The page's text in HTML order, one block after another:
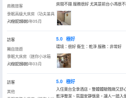
商務旅客
季眠高級大床房（功夫茶具
+3M記憶枕）
入住於2026年05月
房間不錯 服務很好 尤其是前台小馮很
訪客
獨自旅遊
季眠大床房（迷你小冰箱
+3M記憶枕）
入住於2026年03月
5.0 極好
環境：很好 衞生：乾淨 服務：非常好
訪客
其他
5.0 極好
入住東台全季酒店，整體體驗雅緻又
乾淨整潔、氛圍安靜愜意，讓人一踏入